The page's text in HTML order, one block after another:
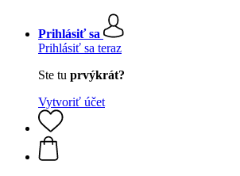
Prihlásiť sa
Prihlásiť sa teraz
Ste tu prvýkrát?
Vytvoriť účet